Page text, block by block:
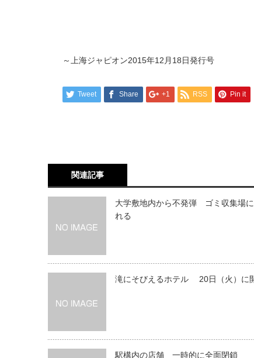
～上海ジャピオン2015年12月18日発行号
Tweet Share +1 RSS Pin it
関連記事
大学敷地内から不発弾 ゴミ収集場に
れる
滝にそびえるホテル 20日（火）に
駅構内の店舗 一時的に全面閉鎖